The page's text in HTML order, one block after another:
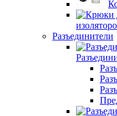
Разъединители